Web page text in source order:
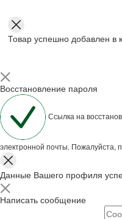
Товар успешно добавлен в
Восстановление пароля
Ссылка на
электронной почты. Пожалуйста,
Данные Вашего профиля
Написать сообщение